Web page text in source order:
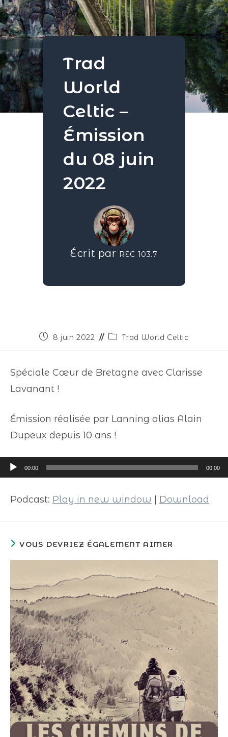
Trad
World
Celtic –
Émission
du 08 juin
2022
Écrit par REC 103.7
8 juin 2022 Trad World Celtic
Spéciale Cœur de Bretagne avec Clarisse
Lavanant !
Émission réalisée par Lanning alias Alain
Dupeux depuis 10 ans !
Lecteur
audio
00:00 00:00
Podcast: Play in new window Download
VOUS DEVRIEZ ÉGALEMENT AIMER